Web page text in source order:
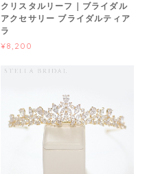
クリスタルリーフ｜ブライダル
アクセサリー ブライダルティア
ラ
¥8,200